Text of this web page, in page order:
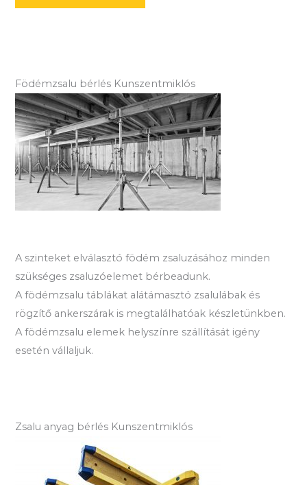
Födémzsalu bérlés Kunszentmiklós
A szinteket elválasztó födém zsaluzásához minden
szükséges zsaluzóelemet bérbeadunk.
A födémzsalu táblákat alátámasztó zsalulábak és
rögzítő ankerszárak is megtalálhatóak készletünkben.
A födémzsalu elemek helyszínre szállítását igény
esetén vállaljuk.
Zsalu anyag bérlés Kunszentmiklós